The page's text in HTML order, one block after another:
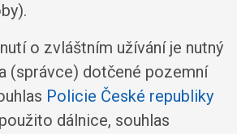
o zvláštním užívání je nutný
(správce) dotčené pozemní
Policie České republiky
dálnice, souhlas